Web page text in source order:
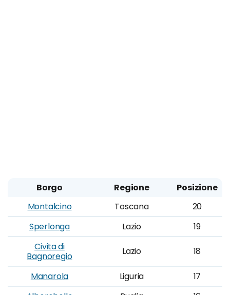
Borgo Regione
Posizione
Montalcino
Toscana
20
Sperlonga
Lazio
19
Civita di
Bagnoregio
Lazio 18
Manarola Liguria
17